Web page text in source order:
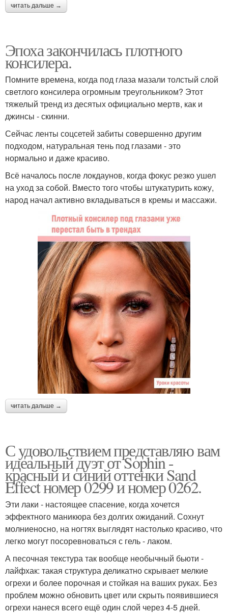
читать дальше →
Эпоха закончилась плотного
консилера.
Помните времена, когда под глаза мазали толстый слой
светлого консилера огромным треугольником? Этот
тяжелый тренд из десятых официально мертв, как и
джинсы - скинни.
Сейчас ленты соцсетей забиты совершенно другим
подходом, натуральная тень под глазами - это
нормально и даже красиво.
Всё началось после локдаунов, когда фокус резко ушел
на уход за собой. Вместо того чтобы штукатурить кожу,
народ начал активно вкладываться в кремы и массажи.
читать дальше →
С удовольствием представляю вам
идеальный дуэт от Sophin -
красный и синий оттенки Sand
Effect номер 0299 и номер 0262.
Эти лаки - настоящее спасение, когда хочется
эффектного маникюра без долгих ожиданий. Сохнут
молниеносно, на ногтях выглядят настолько красиво, что
легко могут посоревноваться с гель - лаком.
А песочная текстура так вообще необычный бьюти -
лайфхак: такая структура деликатно скрывает мелкие
огрехи и более порочная и стойкая на ваших руках. Без
проблем можно обновить цвет или скрыть появившиеся
огрехи нанеся всего ещё один слой через 4-5 дней.